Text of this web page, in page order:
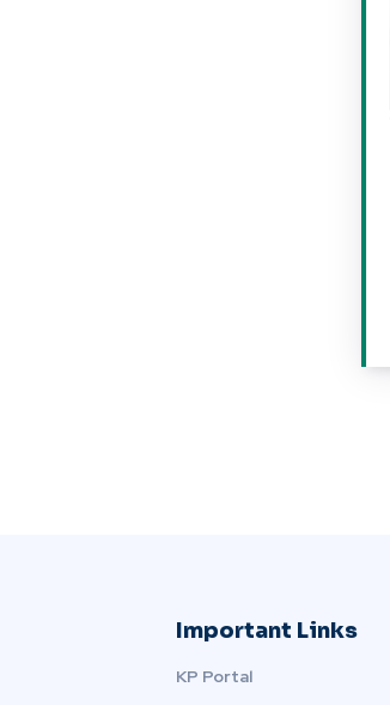
Important Links
KP Portal